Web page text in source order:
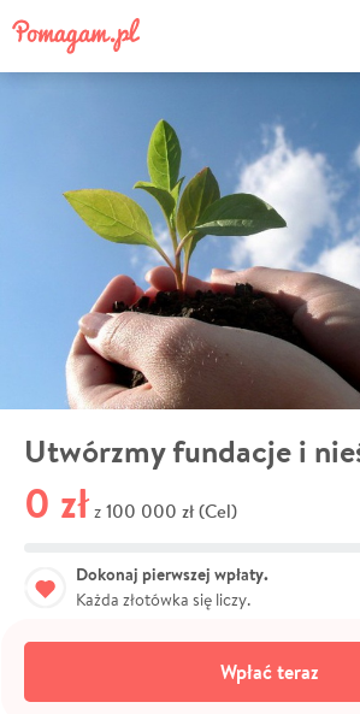
Utwórzmy fundacje i
0 zł z 100 000 zł (Cel)
Dokonaj pierwszej wpłaty.
Każda złotówka się liczy.
Wpłać teraz